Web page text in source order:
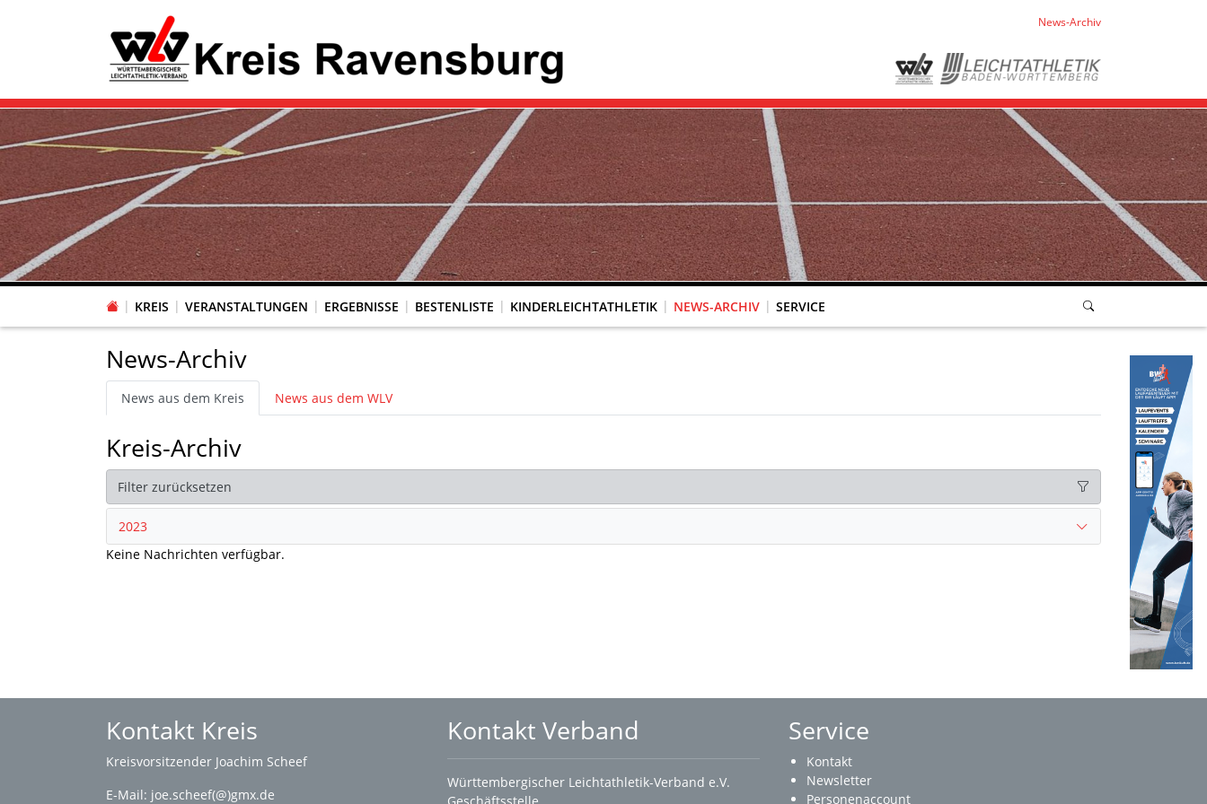
News-Archiv
KREIS VERANSTALTUNGEN ERGEBNISSE BESTENLISTE KINDERLEICHTATHLETIK NEWS-ARCHIV SERVICE
News-Archiv
News aus dem Kreis News aus dem WLV
Kreis-Archiv
Filter zurücksetzen
2023
Keine Nachrichten verfügbar.
Kontakt Kreis
Kreisvorsitzender Joachim Scheef
E-Mail: joe.scheef(@)gmx.de
Kontakt Verband
Württembergischer Leichtathletik-Verband e.V.
Service
Kontakt
Newsletter
Personenaccount